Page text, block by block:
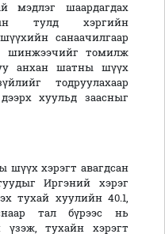
мэдлэг шаардагдах
тулд хэргийн
санаачилгаар
шинжээчийг томилж
анхан шатны шүүх
тодруулахаар
хуульд заасныг
хэрэгт авагдсан
Иргэний хэрэг
тухай хуулийн 40.1,
тал бүрээс нь
үзэж, тухайн хэрэгт